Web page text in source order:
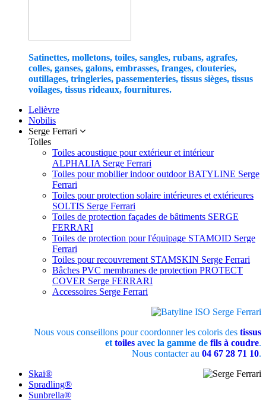
Satinettes, molletons, toiles, sangles, rubans, agrafes,
colles, ganses, galons, embrasses, franges, clouteries,
outillages, tringleries, passementeries, tissus sièges, tissus
voilages, tissus rideaux, fournitures.
Lelièvre
Nobilis
Serge Ferrari
Toiles
Toiles acoustique pour extérieur et intérieur
ALPHALIA Serge Ferrari
Toiles pour mobilier indoor outdoor BATYLINE Serge
Ferrari
Toiles pour protection solaire intérieures et extérieures
SOLTIS Serge Ferrari
Toiles de protection façades de bâtiments SERGE
FERRARI
Toiles de protection pour l'équipage STAMOID Serge
Ferrari
Toiles pour recouvrement STAMSKIN Serge Ferrari
Bâches PVC membranes de protection PROTECT
COVER Serge FERRARI
Accessoires Serge Ferrari
Nous vous conseillons pour coordonner les coloris des tissus
et toiles avec la gamme de fils à coudre.
Nous contacter au 04 67 28 71 10.
Skai®
Spradling®
Sunbrella®